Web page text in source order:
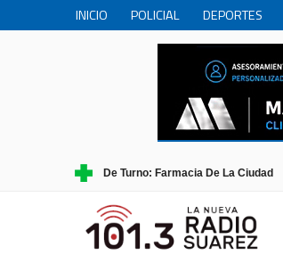
INICIO POLICIAL DEPORTES
PERSONAS MAYORES
CIENCIA
TURISMO
De Turno: Farmacia De La Ciudad